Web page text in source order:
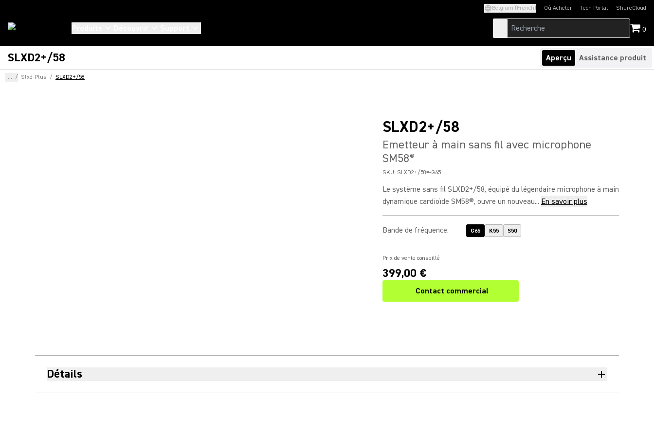
Belgium (French) Où Acheter Tech Portal
(Opens in a new tab)ShureCloud
(Opens in a new
0
SLXD2+/58 Aperçu Assistance produit
... / Slxd-Plus / SLXD2+/58
SLXD2+/58
Emetteur à main sans fil avec microphone
SM58®
SKU: SLXD2+/58=-G65
Le système sans fil SLXD2+/58, équipé du légendaire microphone à main
dynamique cardioïde SM58®, ouvre un nouveau... En savoir plus
Bande de fréquence: G65 K55 S50
Prix de vente conseillé
399,00 €
Contact commercial
Détails